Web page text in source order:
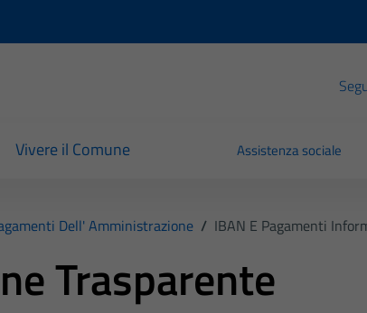
Vivere il Comune Assistenza sociale
Dell' Amministrazione / IBAN E Pagamenti
Trasparente